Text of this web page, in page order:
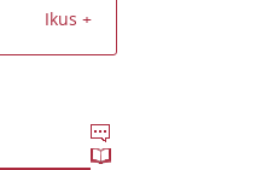
Ikus +